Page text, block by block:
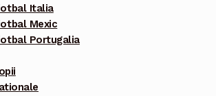
Italia
Mexic
Portugalia